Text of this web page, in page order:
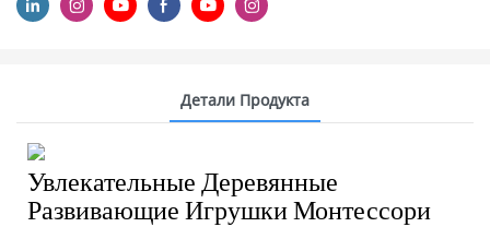
Детали Продукта
Увлекательные Деревянные
Развивающие Игрушки Монтессори